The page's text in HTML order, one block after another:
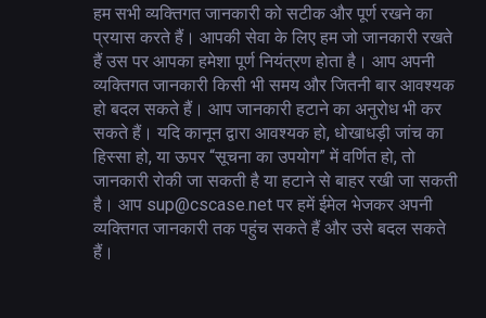
हम सभी व्यक्तिगत जानकारी को सटीक और पूर्ण रखने का
प्रयास करते हैं। आपकी सेवा के लिए हम जो जानकारी रखते
हैं उस पर आपका हमेशा पूर्ण नियंत्रण होता है। आप अपनी
व्यक्तिगत जानकारी किसी भी समय और जितनी बार आवश्यक
हो बदल सकते हैं। आप जानकारी हटाने का अनुरोध भी कर
सकते हैं। यदि कानून द्वारा आवश्यक हो, धोखाधड़ी जांच का
हिस्सा हो, या ऊपर “सूचना का उपयोग” में वर्णित हो, तो
जानकारी रोकी जा सकती है या हटाने से बाहर रखी जा सकती
है। आप sup@cscase.net पर हमें ईमेल भेजकर अपनी
व्यक्तिगत जानकारी तक पहुंच सकते हैं और उसे बदल सकते
हैं।